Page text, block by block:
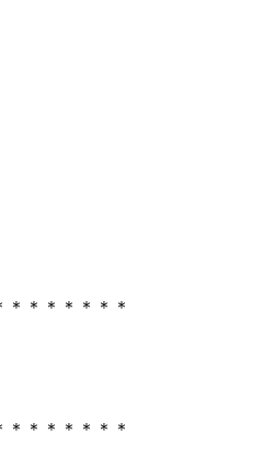
＊＊＊＊＊＊＊
＊＊＊＊＊＊＊